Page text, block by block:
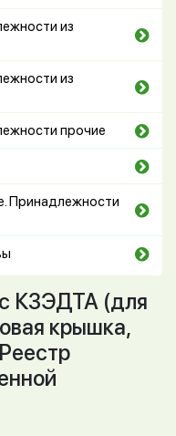
из
из
прочие
Принадлежности
К3ЭДТА (для
крышка,